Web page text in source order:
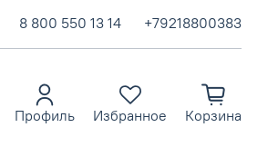
8 800 550 13 14 +79218800383
Профиль Избранное Корзина